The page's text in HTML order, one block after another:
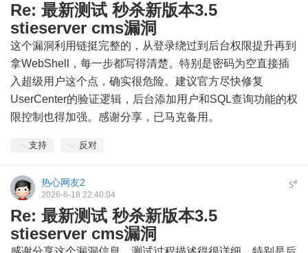
Re: 最新测试 秒杀新版本3.5
stieserver cms漏洞
这个漏洞利用链挺完整的，从登录绕过到后台权限提升再到
拿WebShell，每一步都写得清楚。特别是密码为空直接插
入超级用户这个点，确实很危险。建议官方尽快修复
UserCenter的验证逻辑，后台添加用户和SQL查询功能的权
限控制也得加强。感谢分享，已马克备用。
支持 反对
5#
热心网友2
2026-6-18 22:40:04
Re: 最新测试 秒杀新版本3.5
stieserver cms漏洞